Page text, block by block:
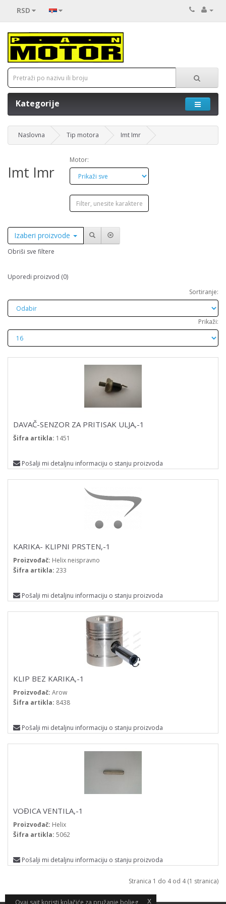
RSD
Ovaj sajt koristi kolačiće za pružanje boljeg x
Kategorije
Naslovna Tip motora Imt Imr
Imt Imr
Motor:
Izaberi proizvode
Obriši sve filtere
Uporedi proizvod (0)
Sortiranje:
Prikaži:
DAVAČ-SENZOR ZA PRITISAK ULJA,-1
Šifra artikla: 1451
Pošalji mi detaljnu informaciju o stanju proizvoda
KARIKA- KLIPNI PRSTEN,-1
Proizvođač: Helix neispravno
Šifra artikla: 233
Pošalji mi detaljnu informaciju o stanju proizvoda
KLIP BEZ KARIKA,-1
Proizvođač: Arow
Šifra artikla: 8438
Pošalji mi detaljnu informaciju o stanju proizvoda
VOĐICA VENTILA,-1
Proizvođač: Helix
Šifra artikla: 5062
Pošalji mi detaljnu informaciju o stanju proizvoda
Stranica 1 do 4 od 4 (1 stranica)
Ovaj sajt koristi kolačiće za pružanje boljeg x